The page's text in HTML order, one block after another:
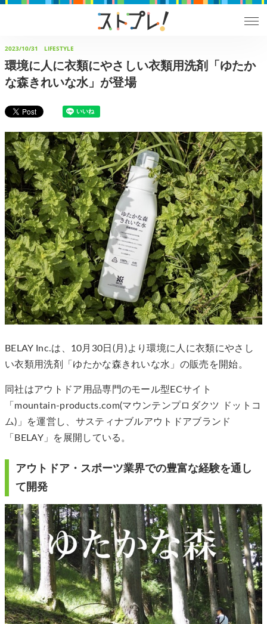
2023/10/31 LIFESTYLE
環境に人に衣類にやさしい衣類用洗剤「ゆたか
な森きれいな水」が登場
BELAY Inc.は、10月30日(月)より環境に人に衣類にやさし
い衣類用洗剤「ゆたかな森きれいな水」の販売を開始。
同社はアウトドア用品専門のモール型ECサイト
「mountain-products.com(マウンテンプロダクツ ドットコ
ム)」を運営し、サスティナブルアウトドアブランド
「BELAY」を展開している。
アウトドア・スポーツ業界での豊富な経験を通し
て開発